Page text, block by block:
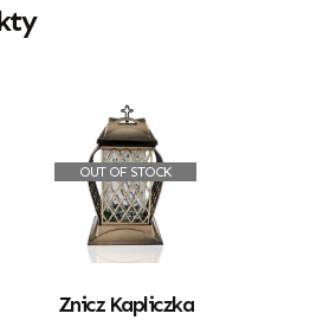
OUT OF STOCK
Znicz Kapliczka